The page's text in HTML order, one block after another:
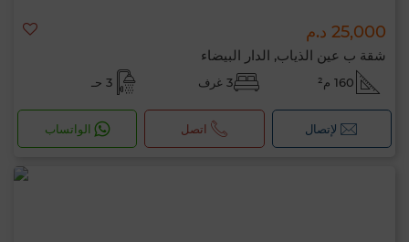
25,000 د.م
شقة ب عين الذياب, الدار البيضاء
160 م² 3 غرف 3 حـ
لإتصال اتصل الواتساب